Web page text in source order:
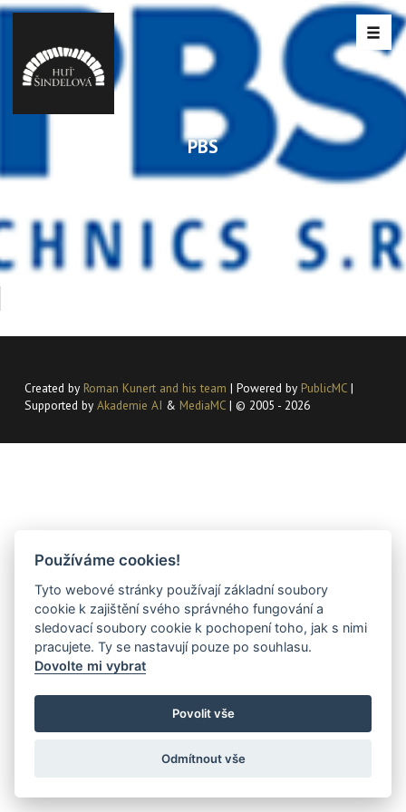
PBS
Created by Roman Kunert and his team | Powered by PublicMC |
Supported by Akademie AI & MediaMC | © 2005 - 2026
Používáme cookies!
Tyto webové stránky používají základní soubory
cookie k zajištění svého správného fungování a
sledovací soubory cookie k pochopení toho, jak s nimi
pracujete. Ty se nastavují pouze po souhlasu.
Dovolte mi vybrat
Povolit vše
Odmítnout vše